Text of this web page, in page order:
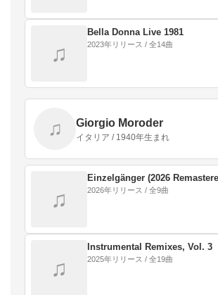
♫
Bella Donna Live 1981
2023年リリース / 全14曲
♫ Giorgio Moroder
イタリア / 1940年生まれ
♫
Einzelgänger (2026
2026年リリース / 全9曲
♫
Instrumental Remixes, Vol. 3
2025年リリース / 全19曲